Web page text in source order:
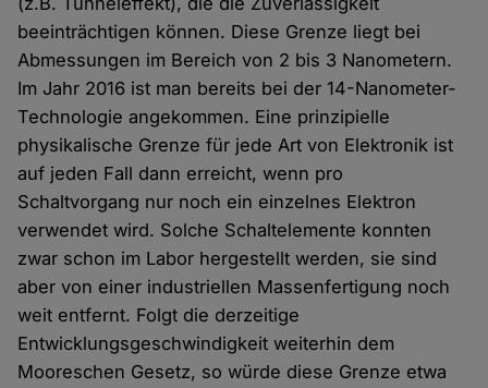
beeinträchtigen können. Diese Grenze liegt bei
Abmessungen im Bereich von 2 bis 3 Nanometern.
Im Jahr 2016 ist man bereits bei der 14-Nanometer-
Technologie angekommen. Eine prinzipielle
physikalische Grenze für jede Art von Elektronik ist
auf jeden Fall dann erreicht, wenn pro
Schaltvorgang nur noch ein einzelnes Elektron
verwendet wird. Solche Schaltelemente konnten
zwar schon im Labor hergestellt werden, sie sind
aber von einer industriellen Massenfertigung noch
weit entfernt. Folgt die derzeitige
Entwicklungsgeschwindigkeit weiterhin dem
Mooreschen Gesetz, so würde diese Grenze etwa